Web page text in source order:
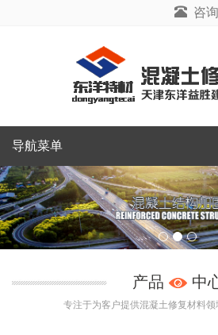
咨
导航菜单
产品 中
专注于为客户提供混凝土修复材料